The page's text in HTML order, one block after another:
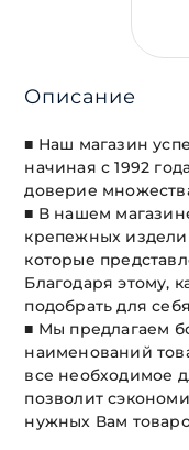
Описание
■ Наш магазин
начиная с 1992
доверие
■ В нашем
крепежных
которые
Благодаря этому,
подобрать для
■ Мы предлагаем
наименований
все необходимое
позволит
нужных Вам